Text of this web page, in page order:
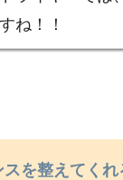
ね！！
スを整えてくれ